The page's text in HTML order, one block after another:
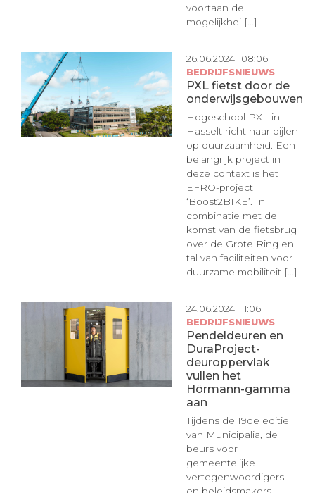
voortaan de
mogelijkhei [...]
26.06.2024 | 08:06 |
BEDRIJFSNIEUWS
PXL fietst door de
onderwijsgebouwen
Hogeschool PXL in
Hasselt richt haar pijlen
op duurzaamheid. Een
belangrijk project in
deze context is het
EFRO-project
‘Boost2BIKE’. In
combinatie met de
komst van de fietsbrug
over de Grote Ring en
tal van faciliteiten voor
duurzame mobiliteit [...]
24.06.2024 | 11:06 |
BEDRIJFSNIEUWS
Pendeldeuren en
DuraProject-
deuroppervlak
vullen het
Hörmann-gamma
aan
Tijdens de 19de editie
van Municipalia, de
beurs voor
gemeentelijke
vertegenwoordigers